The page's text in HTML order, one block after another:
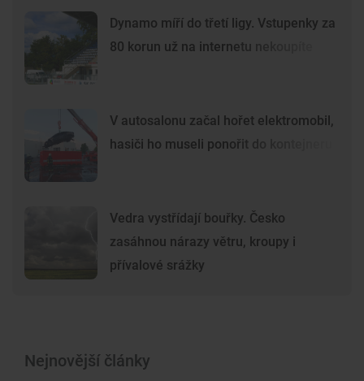
Dynamo míří do třetí ligy. Vstupenky za
80 korun už na internetu nekoupíte
V autosalonu začal hořet elektromobil,
hasiči ho museli ponořit do kontejneru
Vedra vystřídají bouřky. Česko
zasáhnou nárazy větru, kroupy i
přívalové srážky
Nejnovější články